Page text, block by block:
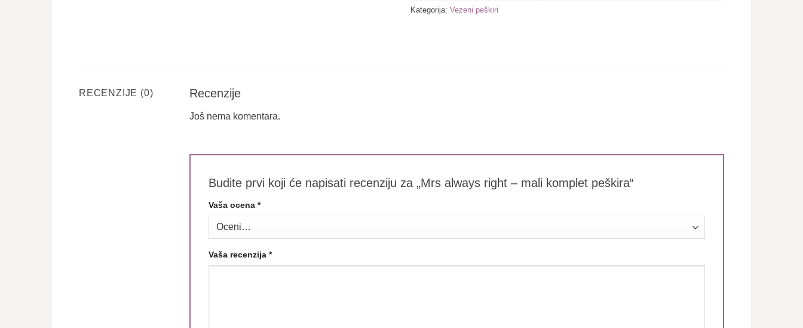
Kategorija: Vezeni peškiri
RECENZIJE (0) Recenzije
Još nema komentara.
Budite prvi koji će napisati recenziju za „Mrs always right – mali komplet peškira“
Vaša ocena *
Vaša recenzija *